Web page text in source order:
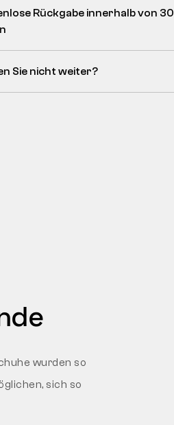
Rückgabe innerhalb von 30
Sie nicht weiter?
wurden so
sich so